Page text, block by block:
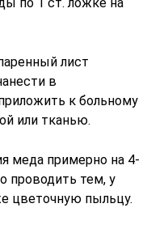
лист
в
к больному
или тканью.
меда примерно на 4-
проводить тем, у
цветочную пыльцу.